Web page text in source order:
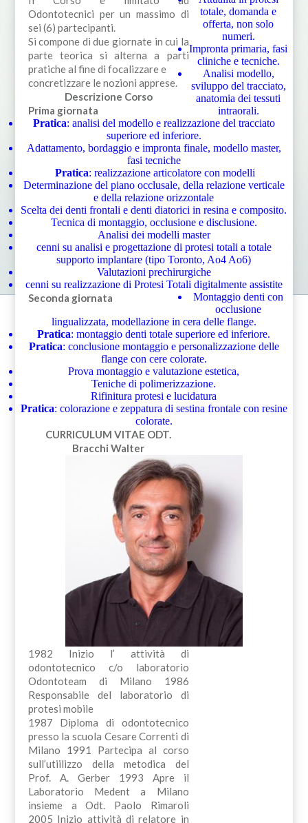
Odontotecnici per un massimo di
sei (6) partecipanti.
Si compone di due giornate in cui la
parte teorica si alterna a parti
pratiche al fine di focalizzare e
concretizzare le nozioni apprese.
Descrizione Corso
Prima giornata
totale, domanda e
offerta, non solo
numeri.
Impronta primaria, fasi
cliniche e tecniche.
Analisi modello,
sviluppo del tracciato,
anatomia dei tessuti
intraorali.
Pratica: analisi del modello e realizzazione del tracciato
superiore ed inferiore.
Adattamento, bordaggio e impronta finale, modello master,
fasi tecniche
Pratica: realizzazione articolatore con modelli
Determinazione del piano occlusale, della relazione verticale
e della relazione orizzontale
Scelta dei denti frontali e denti diatorici in resina e composito.
Tecnica di montaggio, occlusione e disclusione.
Analisi dei modelli master
cenni su analisi e progettazione di protesi totali a totale
supporto implantare (tipo Toronto, Ao4 Ao6)
Valutazioni prechirurgiche
cenni su realizzazione di Protesi Totali digitalmente assistite
Seconda giornata
Montaggio denti con
occlusione
lingualizzata, modellazione in cera delle flange.
Pratica: montaggio denti totale superiore ed inferiore.
Pratica: conclusione montaggio e personalizzazione delle
flange con cere colorate.
Prova montaggio e valutazione estetica,
Teniche di polimerizzazione.
Rifinitura protesi e lucidatura
Pratica: colorazione e zeppatura di sestina frontale con resine
colorate.
CURRICULUM VITAE ODT.
Bracchi Walter
1982 Inizio l’ attività di
odontotecnico c/o laboratorio
Odontoteam di Milano 1986
Responsabile del laboratorio di
protesi mobile
1987 Diploma di odontotecnico
presso la scuola Cesare Correnti di
Milano 1991 Partecipa al corso
sull’utiilizzo della metodica del
Prof. A. Gerber 1993 Apre il
Laboratorio Medent a Milano
insieme a Odt. Paolo Rimaroli
2005 Inizio attività di relatore in